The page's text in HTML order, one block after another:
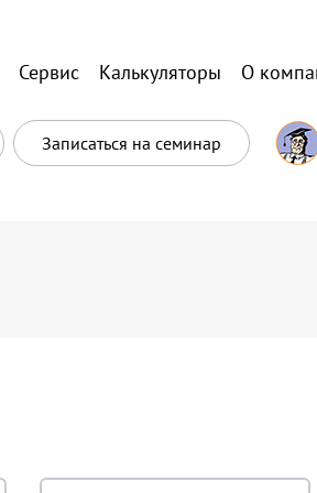
Сервис Калькуляторы О
Записаться на семинар